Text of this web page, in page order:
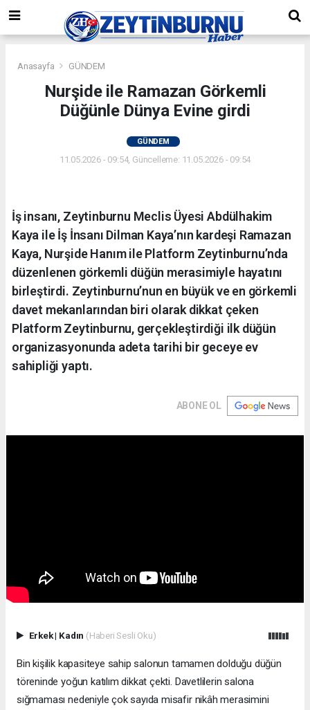
Anasayfa GÜNDEM
Nurşide ile Ramazan Görkemli
Düğünle Dünya Evine girdi
GÜNDEM
11.05.2026 - 09:54, Güncelleme: 11.05.2026 - 09:54
İş insanı, Zeytinburnu Meclis Üyesi Abdülhakim
Kaya ile İş İnsanı Dilman Kaya’nın kardeşi Ramazan
Kaya, Nurşide Hanım ile Platform Zeytinburnu’nda
düzenlenen görkemli düğün merasimiyle hayatını
birleştirdi. Zeytinburnu’nun en büyük ve en görkemli
davet mekanlarından biri olarak dikkat çeken
Platform Zeytinburnu, gerçekleştirdiği ilk düğün
organizasyonunda adeta tarihi bir geceye ev
sahipliği yaptı.
ABONE OL
Erkek| Kadın (Haberi Sesli Oku)
Bin kişilik kapasiteye sahip salonun tamamen dolduğu düğün
töreninde yoğun katılım dikkat çekti. Davetlilerin salona
sığmaması nedeniyle çok sayıda misafir nikâh merasimini